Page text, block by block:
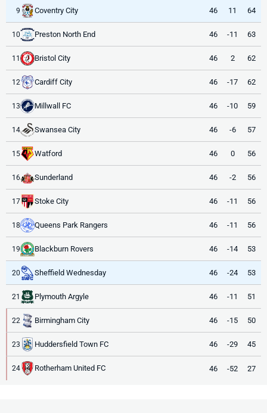
9 Coventry City 46 11 64
10 Preston North End 46 -11 63
11 Bristol City 46 2 62
12 Cardiff City 46 -17 62
13 Millwall FC 46 -10 59
14 Swansea City 46 -6 57
15 Watford 46 0 56
16 Sunderland 46 -2 56
17 Stoke City 46 -11 56
18 Queens Park Rangers 46 -11 56
19 Blackburn Rovers 46 -14 53
20 Sheffield Wednesday 46 -24 53
21 Plymouth Argyle 46 -11 51
22 Birmingham City 46 -15 50
23 Huddersfield Town FC 46 -29 45
24 Rotherham United FC 46 -52 27